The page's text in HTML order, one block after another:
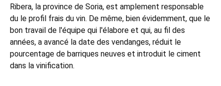
Ribera, la province de Soria, est amplement responsable
du le profil frais du vin. De même, bien évidemment, que le
bon travail de l'équipe qui l'élabore et qui, au fil des
années, a avancé la date des vendanges, réduit le
pourcentage de barriques neuves et introduit le ciment
dans la vinification.